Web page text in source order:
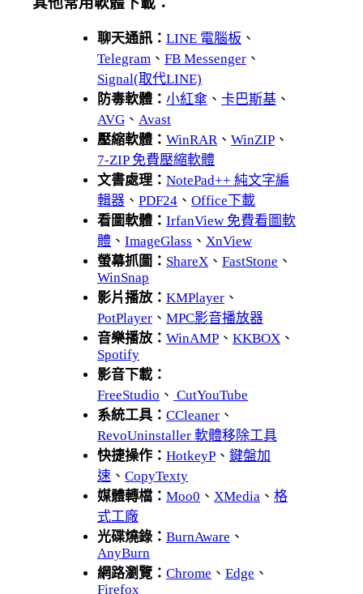
聊天通訊： LINE 電腦板 、
Telegram 、 FB Messenger 、
Signal(取代LINE)
防毒軟體： 小紅傘 、 卡巴斯基 、
AVG 、 Avast
壓縮軟體： WinRAR、 WinZIP 、
7-ZIP 免費壓縮軟體
文書處理： NotePad++ 純文字編
輯器 、 PDF24 、 Office下載
看圖軟體： IrfanView 免費看圖軟
體 、 ImageGlass 、 XnView
螢幕抓圖： ShareX 、 FastStone 、
WinSnap
影片播放： KMPlayer 、
PotPlayer 、 MPC影音播放器
音樂播放： WinAMP 、 KKBOX 、
Spotify
影音下載：
FreeStudio 、 CutYouTube
系統工具： CCleaner 、
RevoUninstaller 軟體移除工具
快捷操作： HotkeyP 、 鍵盤加
速 、 CopyTexty
媒體轉檔： Moo0 、 XMedia 、 格
式工廠
光碟燒錄： BurnAware 、
AnyBurn
網路瀏覽： Chrome 、 Edge 、
Firefox